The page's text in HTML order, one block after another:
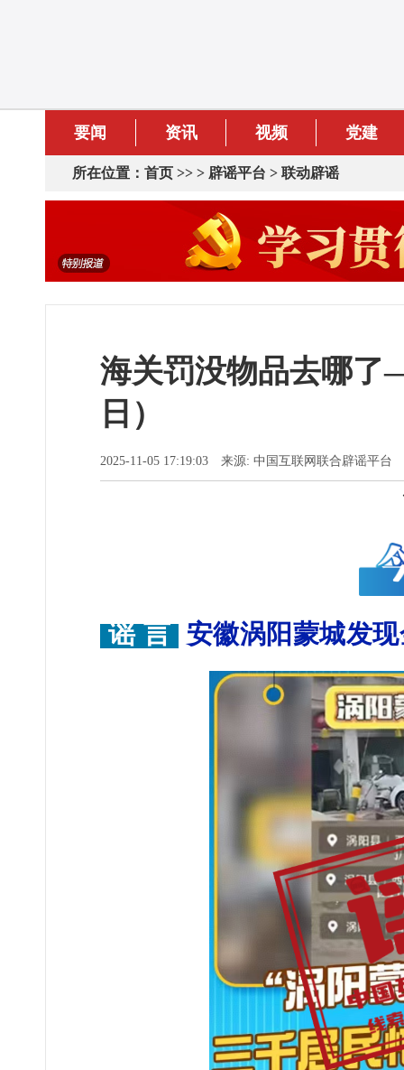
要闻 资讯 视频 党建
所在位置： 首页 >> > 辟谣平台 > 联动辟谣
海关罚没物品去哪
日）
2025-11-05 17:19:03 来源: 中国互联网联合辟谣平台
谣 言 安徽涡阳蒙城发